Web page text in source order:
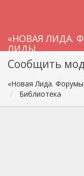
«НОВАЯ ЛИДА.
ЛИДЫ
Сообщить
«Новая Лида.
Библиотека